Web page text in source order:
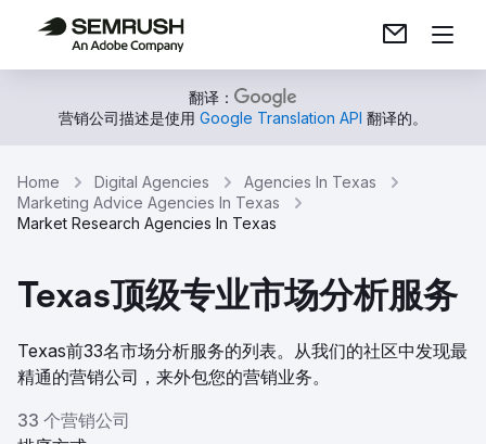
翻译：
营销公司描述是使用 Google Translation API 翻译的。
Home Digital Agencies
Agencies In Texas
Marketing Advice Agencies In Texas
Market Research Agencies In Texas
Texas顶级专业市场分析服务
Texas前33名市场分析服务的列表。从我们的社区中发现最
精通的营销公司，来外包您的营销业务。
33 个营销公司